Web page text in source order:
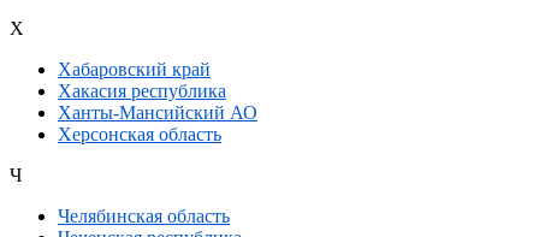
Х
Хабаровский край
Хакасия республика
Ханты-Мансийский АО
Херсонская область
Ч
Челябинская область